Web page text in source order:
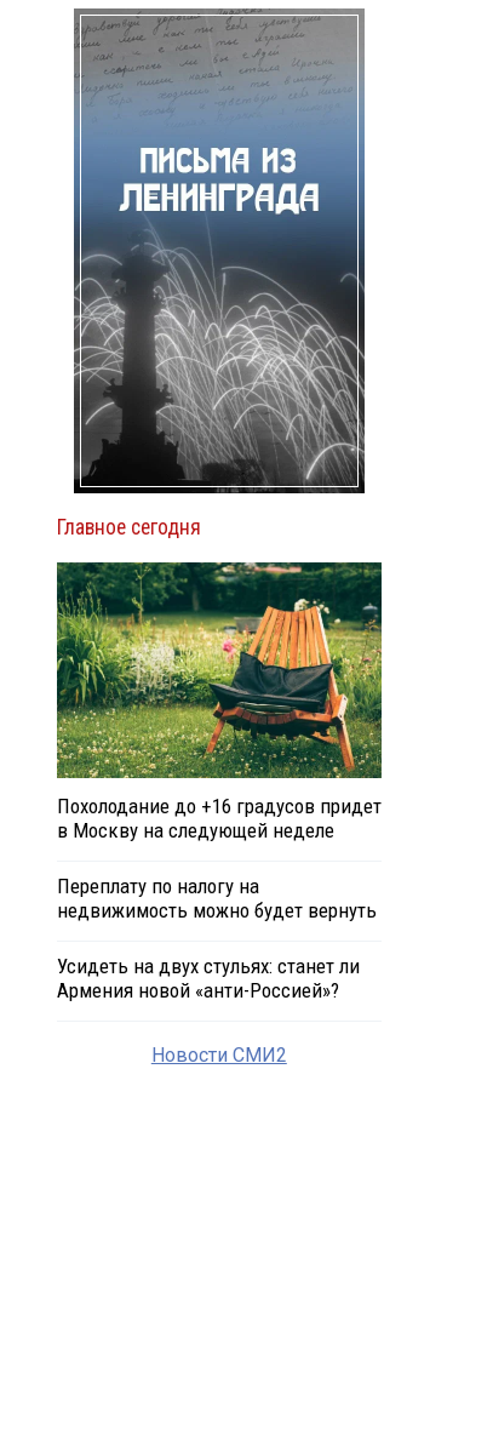
Главное сегодня
Похолодание до +16 градусов придет
в Москву на следующей неделе
Переплату по налогу на
недвижимость можно будет вернуть
Усидеть на двух стульях: станет ли
Армения новой «анти-Россией»?
Новости СМИ2